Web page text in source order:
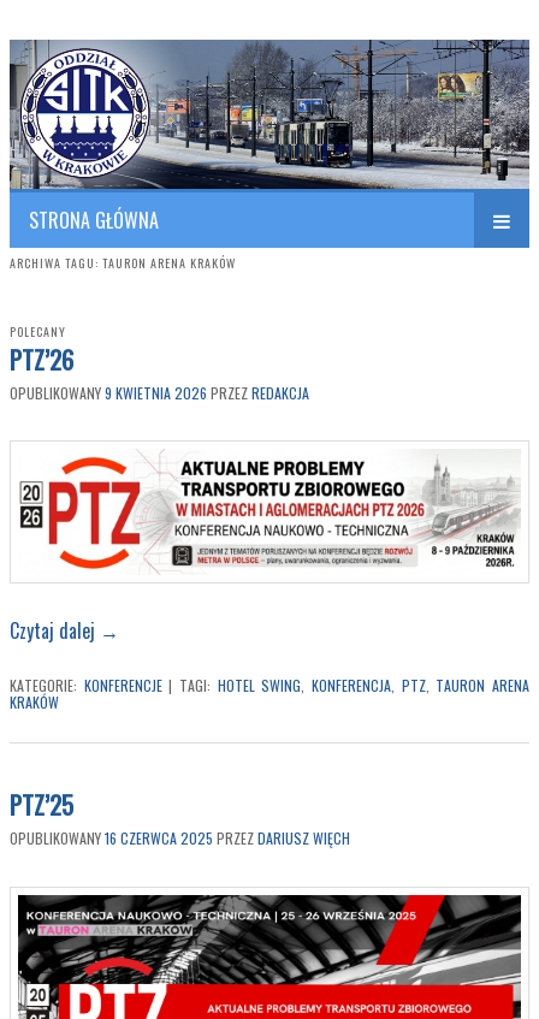
SITK RP Oddział w KRAKOWIE
Polish Association of Engineers & Technicians of Transportation
STRONA GŁÓWNA
ARCHIWA TAGU: TAURON ARENA KRAKÓW
PTZ’26
POLECANY
OPUBLIKOWANY9 KWIETNIA 2026 PRZEZREDAKCJA
Czytaj dalej →
KATEGORIE: KONFERENCJE | TAGI: HOTEL SWING ,KONFERENCJA PTZ, TAURON ARENA
KRAKÓW
PTZ’25
OPUBLIKOWANY16 CZERWCA 2025 PRZEZDARIUSZ WIĘCH